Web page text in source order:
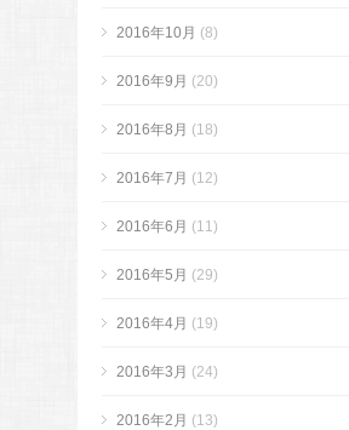
2016年10月 (8)
2016年9月 (20)
2016年8月 (18)
2016年7月 (12)
2016年6月 (11)
2016年5月 (29)
2016年4月 (19)
2016年3月 (24)
2016年2月 (13)